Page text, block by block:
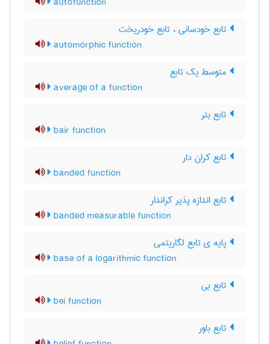
تابع خودسانی ، تابع خودریخت
automorphic function
متوسط یک تابع
average of a function
تابع بئر
bair function
تابع کران دار
banded function
تابع اندازه پذیر کراندار
banded measurable function
پایه ی تابع لگاریتمی
base of a logarithmic function
تابع بی
bei function
تابع باور